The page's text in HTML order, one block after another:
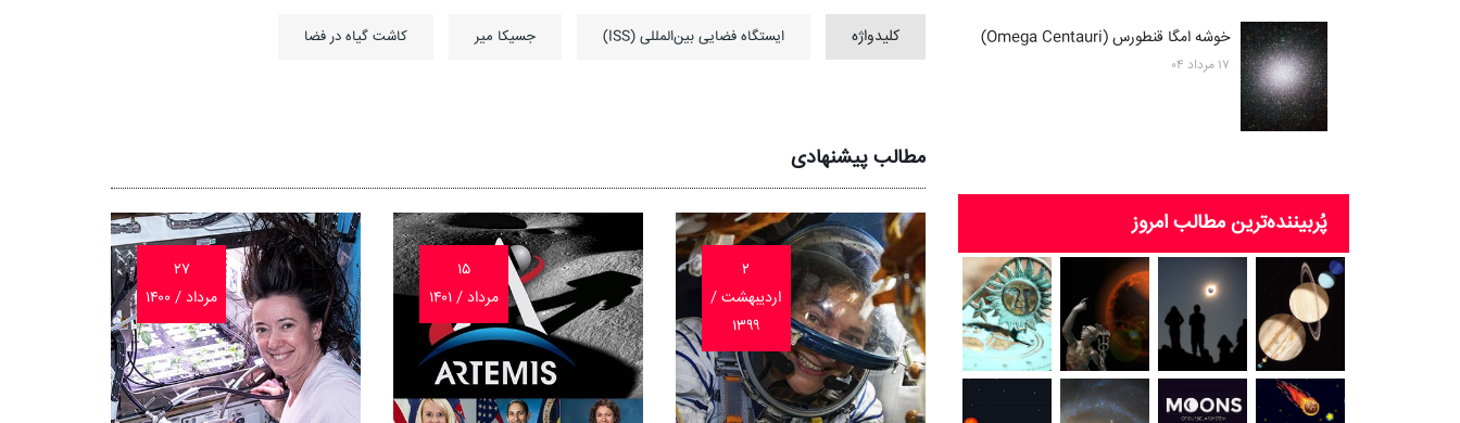
کلیدواژه ایستگاه فضایی بین‌المللی (ISS) جسیکا میر کاشت گیاه در فضا
مطالب پیشنهادی
۲۷
مرداد / ۱۴۰۰
۱۵
مرداد / ۱۴۰۱
۲
اردیبهشت /
۱۳۹۹
خوشه امگا قنطورس (Omega Centauri)
۱۷ مرداد ۰۴
پُربیننده‌ترین‌ مطالب امروز